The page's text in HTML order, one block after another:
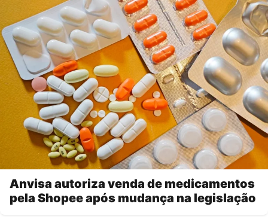
Anvisa autoriza venda de medicamentos
pela Shopee após mudança na legislação